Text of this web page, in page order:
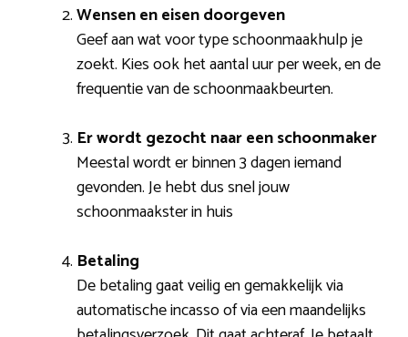
Wensen en eisen doorgeven
Geef aan wat voor type schoonmaakhulp je
zoekt. Kies ook het aantal uur per week, en de
frequentie van de schoonmaakbeurten.
Er wordt gezocht naar een schoonmaker
Meestal wordt er binnen 3 dagen iemand
gevonden. Je hebt dus snel jouw
schoonmaakster in huis
Betaling
De betaling gaat veilig en gemakkelijk via
automatische incasso of via een maandelijks